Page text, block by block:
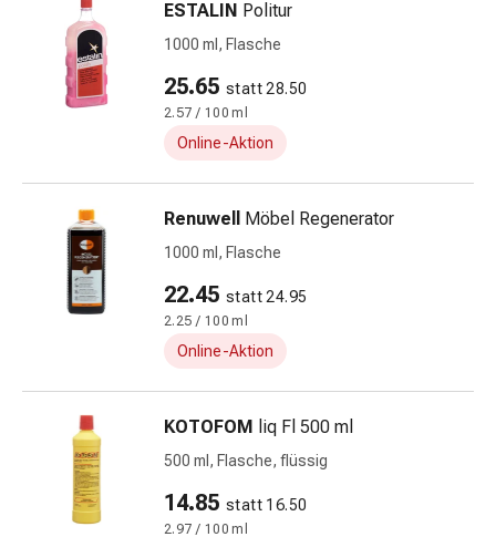
Verbrennungen
Verbands-
Sets
Wundauflagen
-
desinfektion
Wundverschlussstreifen
kleber
Tupfer
Sehen
&
Hören
Ohrenpflege
ESTALIN Politur
1000 ml, Flasche
25.65 statt 28.50
2.57 / 100 ml
Online-Aktion
Renuwell Möbel Regenerator
1000 ml, Flasche
22.45 statt 24.95
2.25 / 100 ml
Online-Aktion
KOTOFOM liq Fl 500 ml
500 ml, Flasche, flüssig
14.85 statt 16.50
2.97 / 100 ml